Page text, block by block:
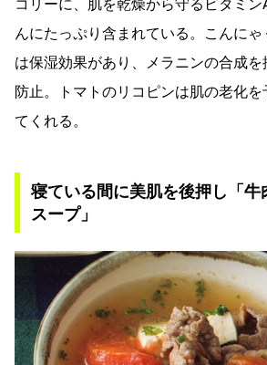
コリーに、肌を乾燥から守るビタミ
んにたっぷり含まれている。こんに
は保湿効果があり、メラニンの合成
防止。トマトのリコピンは肌の老化
てくれる。
寝ている間に美肌を後押し「牛
スープ」